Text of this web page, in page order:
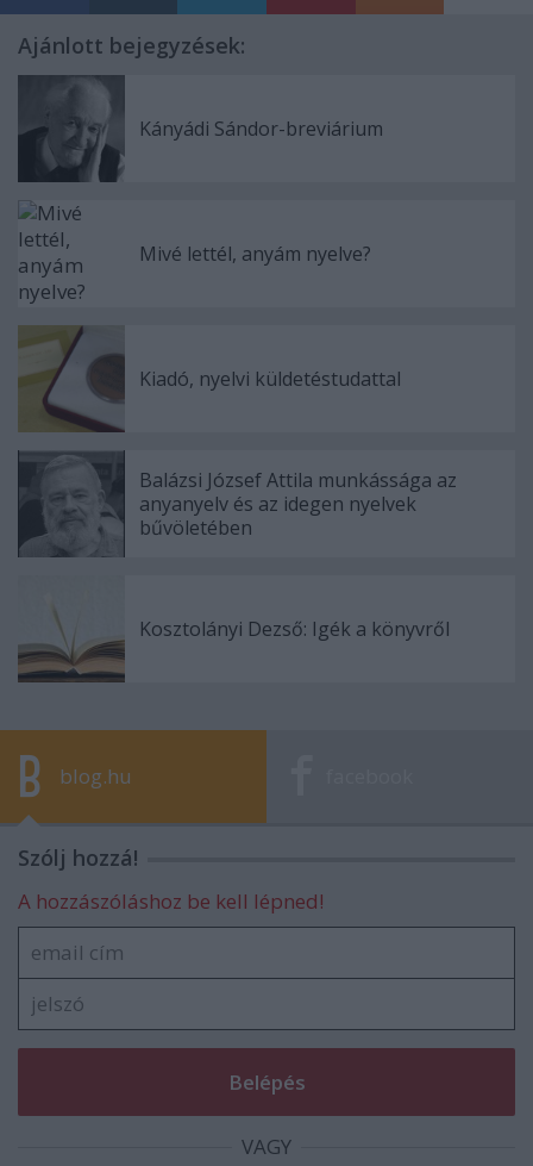
Ajánlott bejegyzések:
Kányádi Sándor-breviárium
Mivé lettél, anyám nyelve?
Kiadó, nyelvi küldetéstudattal
Balázsi József Attila munkássága az
anyanyelv és az idegen nyelvek
bűvöletében
Kosztolányi Dezső: Igék a könyvről
blog.hu
Szólj hozzá!
A hozzászóláshoz be kell lépned!
VAGY